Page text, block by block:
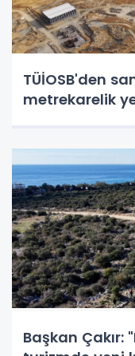
TÜİOSB'den
metrekarelik
Başkan Çakır: